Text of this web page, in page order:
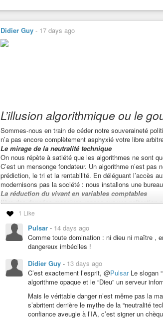
Didier Guy - 17 days ago
L’illusion algorithmique ou le
Sommes-nous en train de céder notre souveraineté
n’a pas encore complètement asphyxié votre libre
Le mirage de la neutralité technique
On nous répète à satiété que les algorithmes ne sont
C’est un mensonge fondateur. Un algorithme n’est
prédiction, le tri et la rentabilité. En déléguant l’accès
modernisons pas la société : nous installons une
La réduction du vivant en variables comptables
L’ère des données massives repose sur une
peuvent être intégralement traduits en code binaire.
reproduit à grande échelle les biais de ceux qui
Le refus de la soumission automatisée
Parler d’« éthique » ou de « transparence » face à
radicalement sanctuarisés contre l’ingérence
profit de la gestion comptable du vivant.
La véritable révolution consiste-t-elle à perfectionner
#france #fediverse #diaspora #technopolitique
1 Like
Pulsar - 14 days ago
Comme toute domination : ni dieu ni maître ,
dangereux imbéciles !
Didier Guy - 13 days ago
C’est exactement l’esprit, @PulsarLe slogan
algorithme opaque et le “Dieu” un serveur
Mais le véritable danger n’est même pas la
s’abritent derrière le mythe de la “neutralité
confiance aveugle à l’IA, c’est signer un